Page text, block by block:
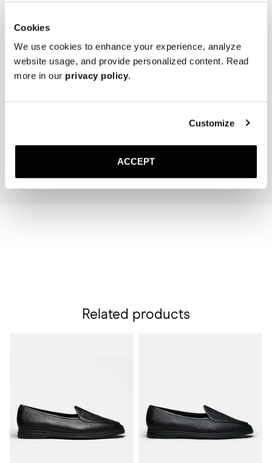
Cookies
We use cookies to enhance your experience, analyze
website usage, and provide personalized content. Read
more in our privacy policy.
Customize
ACCEPT
* Bewahren Sie die Slipper kühl, trocken und geschützt vor direktem
The Cedar Shoe Tree
The Sock
Related products